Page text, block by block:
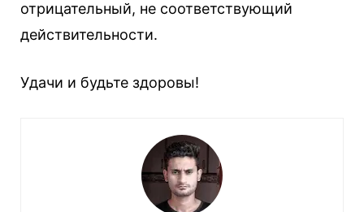
отрицательный, не соответствующий
действительности.
Удачи и будьте здоровы!